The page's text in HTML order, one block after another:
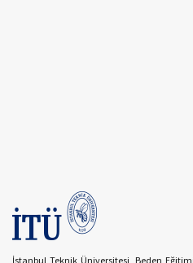
İstanbul Teknik Üniversitesi, Beden